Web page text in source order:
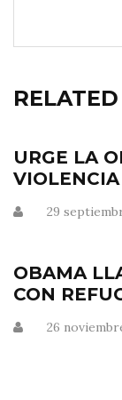
URGE LA
29
OBAMA
CON
26